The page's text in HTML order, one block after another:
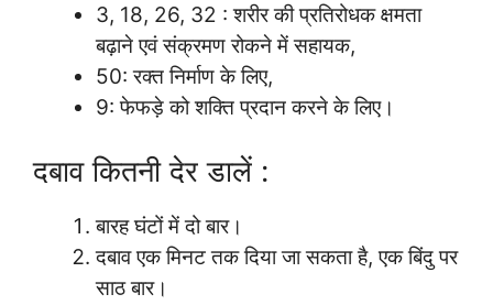
3, 18, 26, 32 : शरीर की प्रतिरोधक क्षमता
बढ़ाने एवं संक्रमण रोकने में सहायक,
50: रक्त निर्माण के लिए,
9: फेफड़े को शक्ति प्रदान करने के लिए।
दबाव कितनी देर डालें :
बारह घंटों में दो बार।
दबाव एक मिनट तक दिया जा सकता है, एक बिंदु पर
साठ बार।